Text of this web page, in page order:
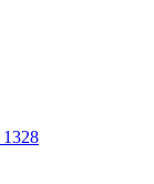
1328